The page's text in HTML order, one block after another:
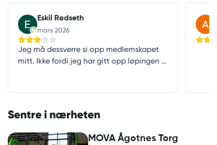
Eskil Rødseth
mars 2026
Jeg må dessverre si opp medlemskapet
mitt. Ikke fordi jeg har gitt opp løpingen –
gang jeg setter opp tempoet. Jeg startet
det mer som jeg trente inne i et lite
helikopter enn på et treningssenter. Jeg
har også forsøkt å sende e-post om dette
Sentre i nærheten
MOVA Ågotnes Torg